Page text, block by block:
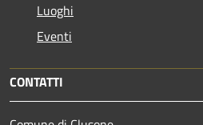
Luoghi
Eventi
CONTATTI